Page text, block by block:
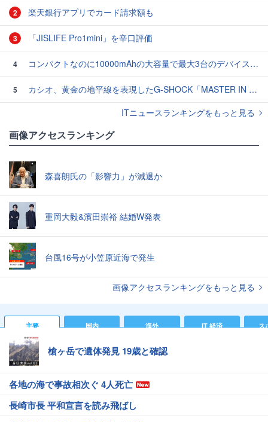
2 楽天銀行アプリでカード請求額も
3 「JISLIFE Pro1mini」を辛口評価
4 コンパクトなのに10000mAhの大容量で最大3台のデバイスを同時充電できる半固体モバイルバッテリー「SMARTCOBY Pro SLIM SS」レビュー
5
カシオ、黄金の地平線を表現したG-SHOCK「MASTER IN HORIZON GOLD」3モデル
ITニュースランキングをもっと見る
画像アクセスランキング
森喜朗氏の「影響力」が減退か
重岡大毅&濱田崇裕 結婚W発表
台風16号が小笠原近海で発生
画像アクセスランキングをもっと見る
主要 国内 海外 IT 経済 ス
槍ヶ岳で遺体発見 19歳と確認
各地の海で事故相次ぐ 4人死亡
長崎市長 平和宣言を読み飛ばし